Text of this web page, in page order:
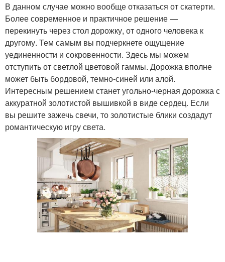
В данном случае можно вообще отказаться от скатерти.
Более современное и практичное решение —
перекинуть через стол дорожку, от одного человека к
другому. Тем самым вы подчеркнете ощущение
уединенности и сокровенности. Здесь мы можем
отступить от светлой цветовой гаммы. Дорожка вполне
может быть бордовой, темно-синей или алой.
Интересным решением станет угольно-черная дорожка с
аккуратной золотистой вышивкой в виде сердец. Если
вы решите зажечь свечи, то золотистые блики создадут
романтическую игру света.